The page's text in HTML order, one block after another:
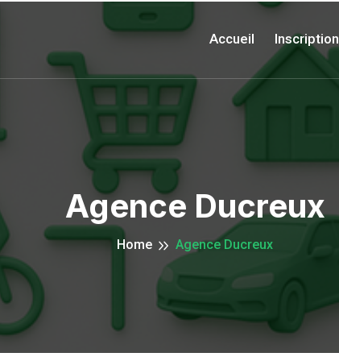
Accueil Inscription
Agence Ducreux
Home Agence Ducreux